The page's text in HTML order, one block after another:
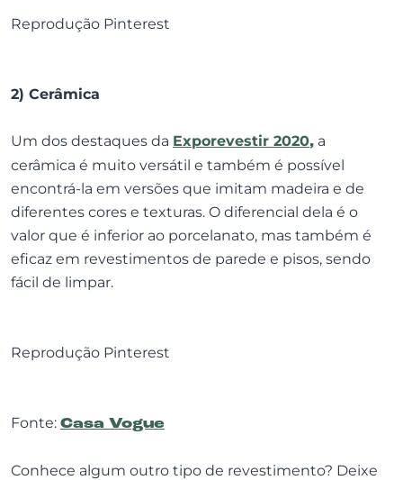
Reprodução Pinterest
2) Cerâmica
Um dos destaques da Exporevestir 2020, a
cerâmica é muito versátil e também é possível
encontrá-la em versões que imitam madeira e de
diferentes cores e texturas. O diferencial dela é o
valor que é inferior ao porcelanato, mas também é
eficaz em revestimentos de parede e pisos, sendo
fácil de limpar.
Reprodução Pinterest
Fonte: Casa Vogue
Conhece algum outro tipo de revestimento? Deixe